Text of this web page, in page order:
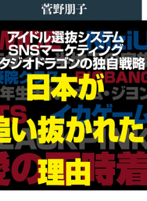
Amazon 楽天ブッ
紀伊國屋書店ウェブストア
e-hon
大垣書店